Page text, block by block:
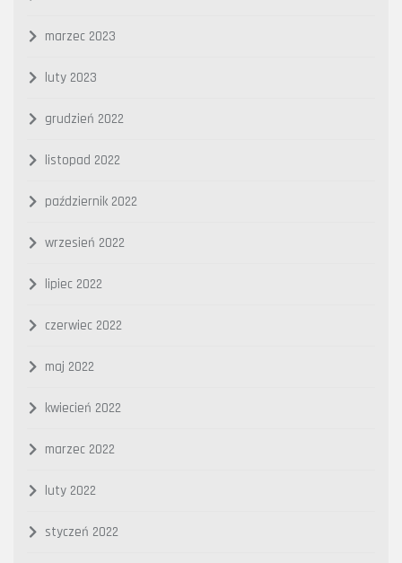
marzec 2023
luty 2023
grudzień 2022
listopad 2022
październik 2022
wrzesień 2022
lipiec 2022
czerwiec 2022
maj 2022
kwiecień 2022
marzec 2022
luty 2022
styczeń 2022